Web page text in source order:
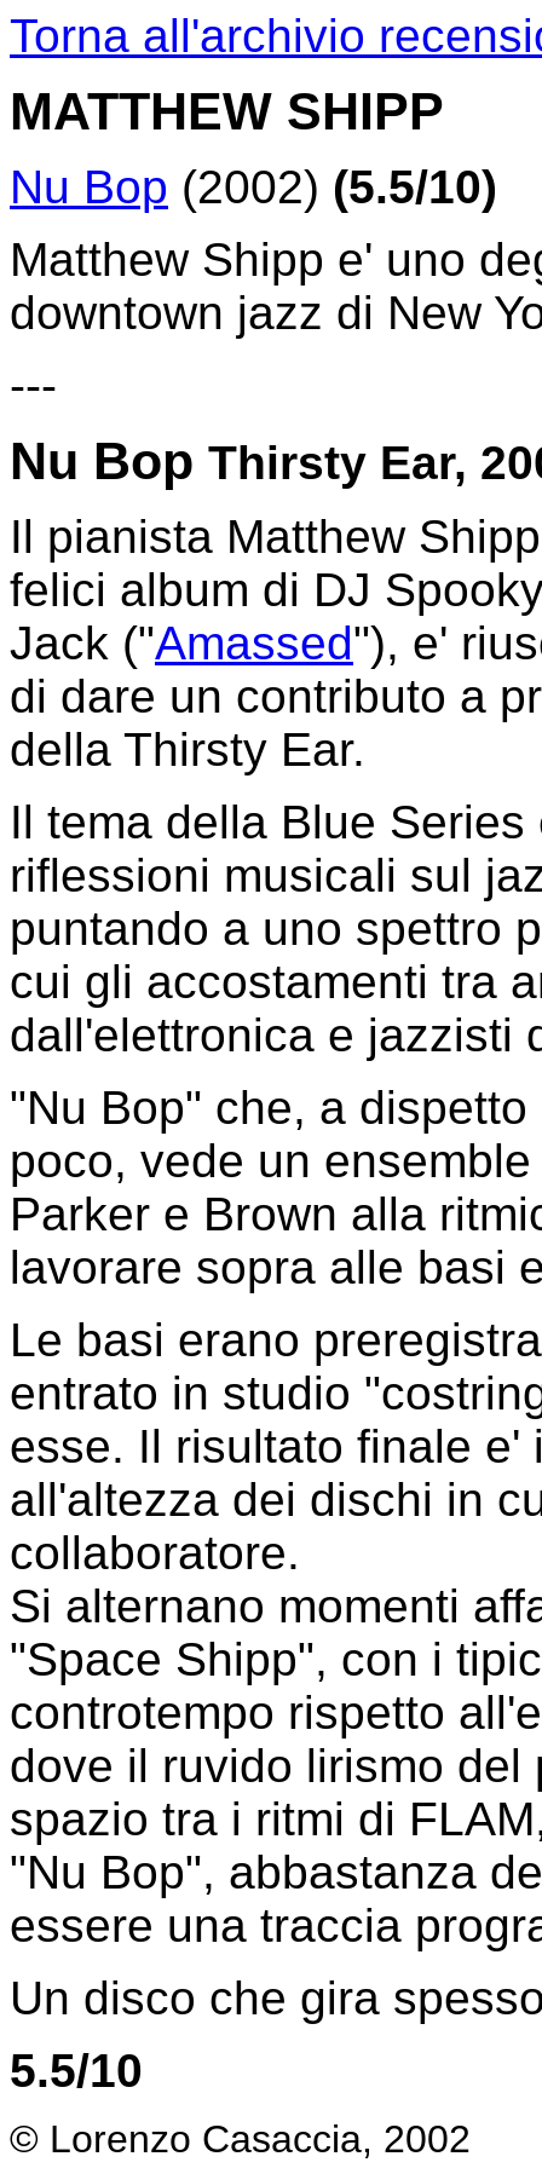
Torna all'archivio
MATTHEW SHIPP
Nu Bop (2002) (5.5/10)
Matthew Shipp e' uno
downtown jazz di New
---
Nu Bop Thirsty Ear,
Il pianista Matthew Shipp
felici album di DJ
Jack ("Amassed"), e'
di dare un contributo a
della Thirsty Ear.
Il tema della Blue
riflessioni musicali sul
puntando a uno spettro
cui gli accostamenti tra
dall'elettronica e jazzisti
"Nu Bop" che, a
poco, vede un
Parker e Brown alla
lavorare sopra alle basi
Le basi erano
entrato in studio
esse. Il risultato finale e'
all'altezza dei dischi in
collaboratore.
Si alternano momenti
"Space Shipp", con i
controtempo rispetto
dove il ruvido lirismo
spazio tra i ritmi di
"Nu Bop", abbastanza
essere una traccia
Un disco che gira
5.5/10
© Lorenzo Casaccia, 2002